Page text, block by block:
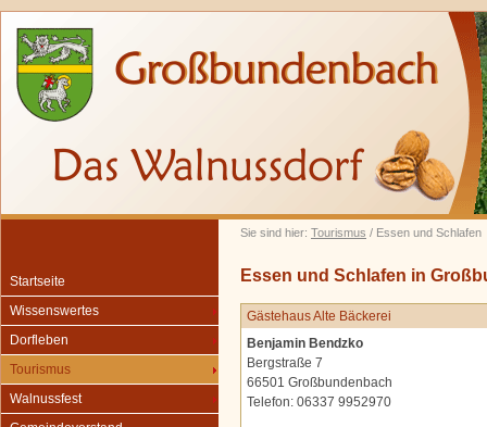
Sie sind hier: Tourismus / Essen und Schlafen
Startseite
Wissenswertes
Dorfleben
Tourismus
Walnussfest
Essen und Schlafen in
Gästehaus Alte Bäckerei
Benjamin Bendzko
Bergstraße 7
66501 Großbundenbach
Telefon: 06337 9952970